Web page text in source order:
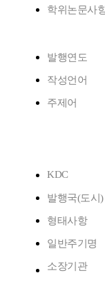
학위논문사
발행연도
작성언어
주제어
KDC
발행국(도시)
형태사항
일반주기명
소장기관